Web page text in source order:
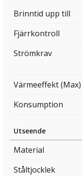
Brinntid upp till
Fjärrkontroll
Strömkrav
Värmeeffekt (Max)
Konsumption
Utseende
Material
Ståltjocklek